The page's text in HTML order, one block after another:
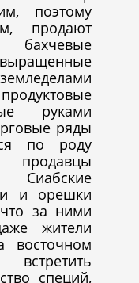
поэтому
продают
руками
ряды
по роду
продавцы
и орешки
за ними
жители
специй,